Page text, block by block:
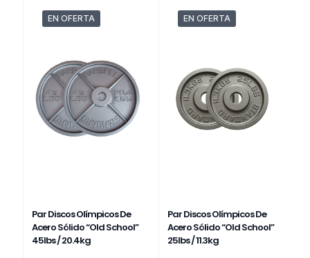
producto
tiene
opciones
se
pueden
elegir
$13.000.
EN OFERTA
Par Discos Olímpicos De
Acero Sólido “Old School”
45lbs / 20.4kg
EN OFERTA
Par Discos Olímpicos De
Acero Sólido “Old School”
25lbs / 11.3kg